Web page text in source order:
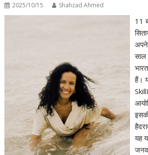
2025/10/15 Shahzad Ahmed
11
अपने
साल
हैं।
यह